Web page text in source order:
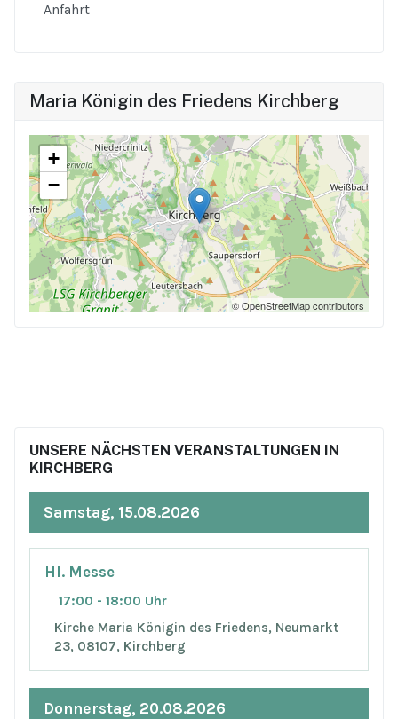
Anfahrt
Maria Königin des Friedens Kirchberg
+
−
© OpenStreetMap contributors
UNSERE NÄCHSTEN VERANSTALTUNGEN IN
KIRCHBERG
Samstag, 15.08.2026
Hl. Messe
17:00 - 18:00 Uhr
Kirche Maria Königin des Friedens, Neumarkt
23, 08107, Kirchberg
Donnerstag, 20.08.2026